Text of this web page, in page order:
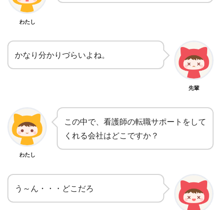
わたし
かなり分かりづらいよね。
先輩
わたし
この中で、看護師の転職サポートをして
くれる会社はどこですか？
う～ん・・・どこだろ